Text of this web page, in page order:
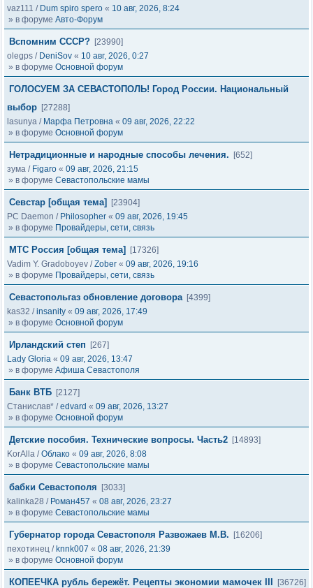
vaz111 / Dum spiro spero « 10 авг, 2026, 8:24
» в форуме Авто-Форум
Вспомним СССР? [23990]
olegps / DeniSov « 10 авг, 2026, 0:27
» в форуме Основной форум
ГОЛОСУЕМ ЗА СЕВАСТОПОЛЬ! Город России. Национальный
выбор [27288]
lasunya / Марфа Петровна « 09 авг, 2026, 22:22
» в форуме Основной форум
Нетрадиционные и народные способы лечения.
[652]
зума / Figaro « 09 авг, 2026, 21:15
» в форуме Севастопольские мамы
Cевстар [общая тема]
[23904]
PC Daemon / Philosopher « 09 авг, 2026, 19:45
» в форуме Провайдеры, сети, связь
МТС Россия [общая тема]
[17326]
Vadim Y. Gradoboyev /Zober « 09 авг, 2026, 19:16
» в форуме Провайдеры, сети, связь
Севастопольгаз обновление договора [4399]
kas32 /insanity « 09 авг, 2026, 17:49
» в форуме Основной форум
Ирландский степ
[267]
Lady Gloria « 09 авг, 2026, 13:47
» в форуме Афиша Севастополя
Банк ВТБ [2127]
Станислав* /edvard « 09 авг, 2026, 13:27
» в форуме Основной форум
Детские пособия. Технические вопросы. Часть2 [14893]
KorAlla /Облако « 09 авг, 2026, 8:08
» в форуме Севастопольские мамы
бабки Севастополя
[3033]
kalinka28 / Роман457 « 08 авг, 2026, 23:27
» в форуме Севастопольские мамы
Губернатор города Севастополя Развожаев М.В.
[16206]
пехотинец / knnk007 « 08 авг, 2026, 21:39
» в форуме Основной форум
КОПЕЕЧКА рубль бережёт. Рецепты экономии мамочек III
[36726]